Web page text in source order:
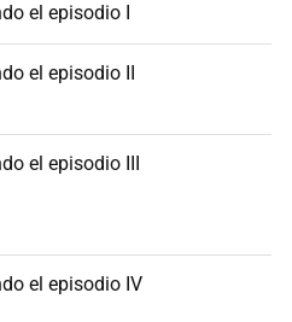
el episodio I
el episodio II
el episodio III
el episodio IV